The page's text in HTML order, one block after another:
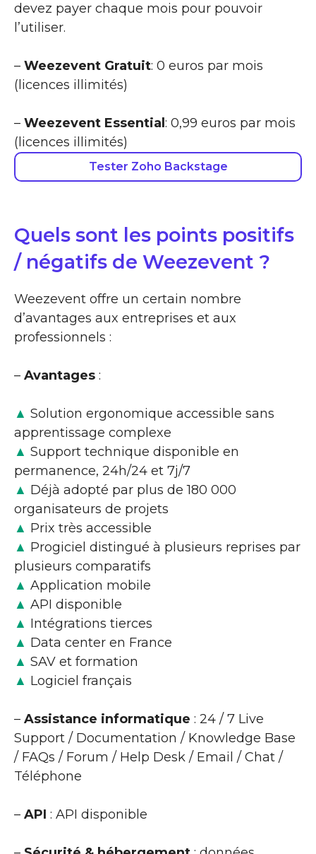
devez payer chaque mois pour pouvoir
l’utiliser.
– Weezevent Gratuit: 0 euros par mois
(licences illimités)
– Weezevent Essential : 0,99 euros par mois
(licences illimités)
Tester Zoho Backstage
Quels sont les points positifs
/ négatifs de Weezevent ?
Weezevent offre un certain nombre
d’avantages aux entreprises et aux
professionnels :
– Avantages :
▲ Solution ergonomique accessible sans
apprentissage complexe
▲ Support technique disponible en
permanence, 24h/24 et 7j/7
▲ Déjà adopté par plus de 180 000
organisateurs de projets
▲ Prix très accessible
▲ Progiciel distingué à plusieurs reprises par
plusieurs comparatifs
▲ Application mobile
▲ API disponible
▲ Intégrations tierces
▲ Data center en France
▲ SAV et formation
▲ Logiciel français
– Assistance informatique : 24 / 7 Live
Support / Documentation / Knowledge Base
/ FAQs / Forum / Help Desk / Email / Chat /
Téléphone
– API : API disponible